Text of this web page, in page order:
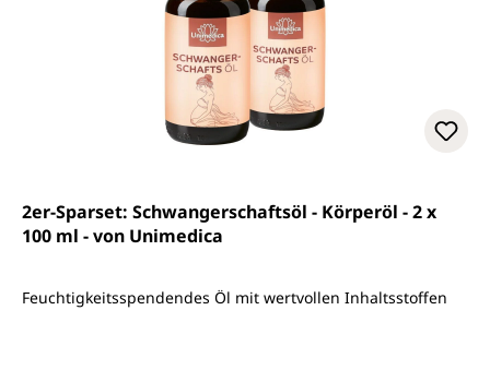
2er-Sparset: Schwangerschaftsöl - Körperöl - 2 x
100 ml - von Unimedica
Feuchtigkeitsspendendes Öl mit wertvollen Inhaltsstoffen